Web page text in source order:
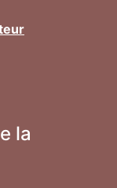
la